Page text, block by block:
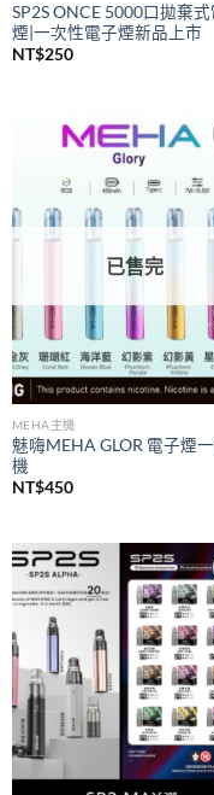
SP2S ONCE 5000口拋棄式
煙|一次性電子煙新品上市
NT$250
已售完
MEHA主機
魅嗨MEHA GLOR 電子煙
機
NT$450